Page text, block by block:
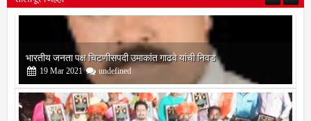
बोरेगाव येथे कांचन फौंडेशन शाखेचे उद्घाटन
13 Mar 2021 undefined